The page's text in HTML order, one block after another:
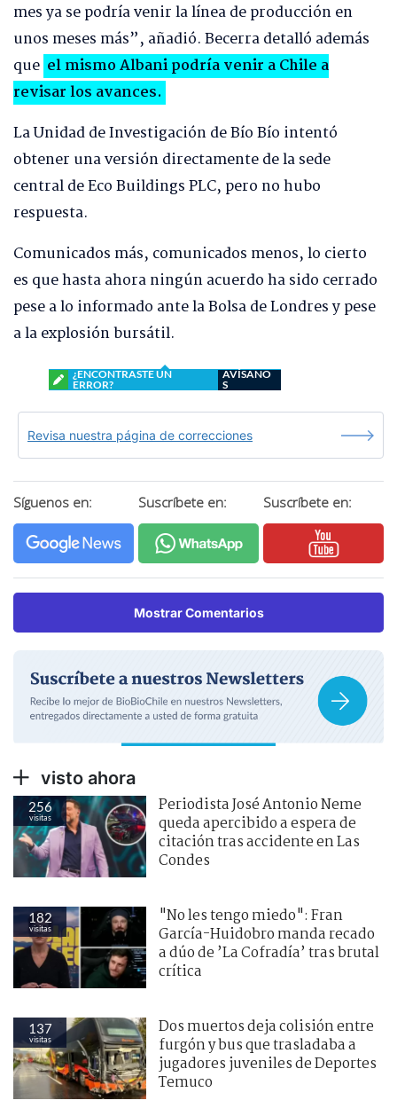
mes ya se podría venir la línea de producción en
unos meses más”, añadió. Becerra detalló además
que el mismo Albani podría venir a Chile a
revisar los avances.
La Unidad de Investigación de Bío Bío intentó
obtener una versión directamente de la sede
central de Eco Buildings PLC, pero no hubo
respuesta.
Comunicados más, comunicados menos, lo cierto
es que hasta ahora ningún acuerdo ha sido cerrado
pese a lo informado ante la Bolsa de Londres y pese
a la explosión bursátil.
¿ENCONTRASTE UN
ERROR?
AVÍSANO
S
Revisa nuestra página de correcciones
Síguenos en: Suscríbete en: Suscríbete en:
Mostrar Comentarios
visto ahora
256
visitas
Periodista José Antonio Neme
queda apercibido a espera de
citación tras accidente en Las
Condes
182
visitas
"No les tengo miedo": Fran
García-Huidobro manda recado
a dúo de ’La Cofradía’ tras brutal
crítica
137
visitas
Dos muertos deja colisión entre
furgón y bus que trasladaba a
jugadores juveniles de Deportes
Temuco